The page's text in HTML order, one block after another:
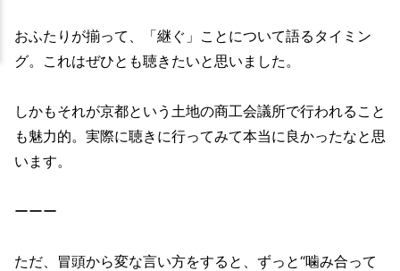
おふたりが揃って、「継ぐ」ことについて語るタイミン
グ。これはぜひとも聴きたいと思いました。
しかもそれが京都という土地の商工会議所で行われること
も魅力的。実際に聴きに行ってみて本当に良かったなと思
います。
ーーー
ただ、冒頭から変な言い方をすると、ずっと“噛み合って